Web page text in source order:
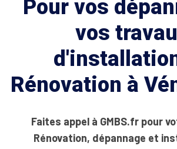
Pour vos
vos
Rénovation à
Faites appel à GMBS.fr pour
Rénovation, dépannage et